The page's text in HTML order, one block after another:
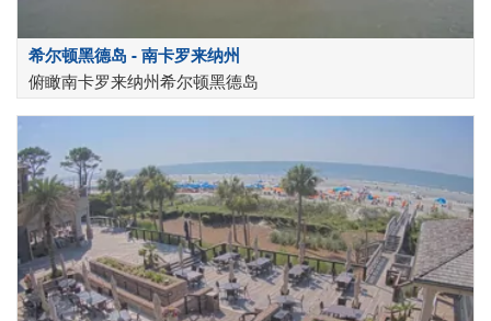
希尔顿黑德岛 - 南卡罗来纳州
俯瞰南卡罗来纳州希尔顿黑德岛